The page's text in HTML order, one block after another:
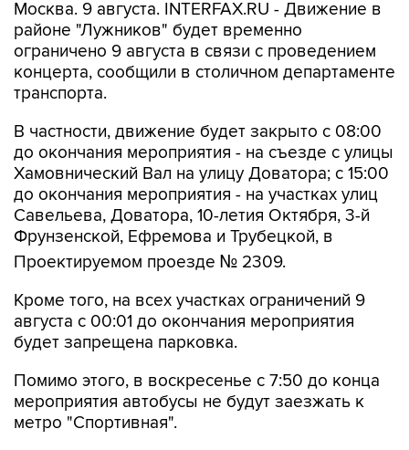
Москва. 9 августа. INTERFAX.RU - Движение в
районе "Лужников" будет временно
ограничено 9 августа в связи с проведением
концерта, сообщили в столичном департаменте
транспорта.
В частности, движение будет закрыто с 08:00
до окончания мероприятия - на съезде с улицы
Хамовнический Вал на улицу Доватора; с 15:00
до окончания мероприятия - на участках улиц
Савельева, Доватора, 10-летия Октября, 3-й
Фрунзенской, Ефремова и Трубецкой, в
Проектируемом проезде № 2309.
Кроме того, на всех участках ограничений 9
августа с 00:01 до окончания мероприятия
будет запрещена парковка.
Помимо этого, в воскресенье с 7:50 до конца
мероприятия автобусы не будут заезжать к
метро "Спортивная".